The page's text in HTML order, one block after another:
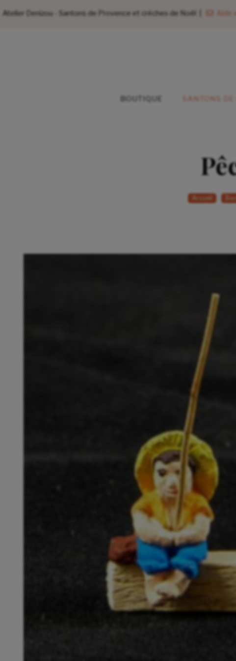
Atelier Denizou - Santons de Provence et crèches de Noël | Aide
BOUTIQUE SANTONS DE
Accueil